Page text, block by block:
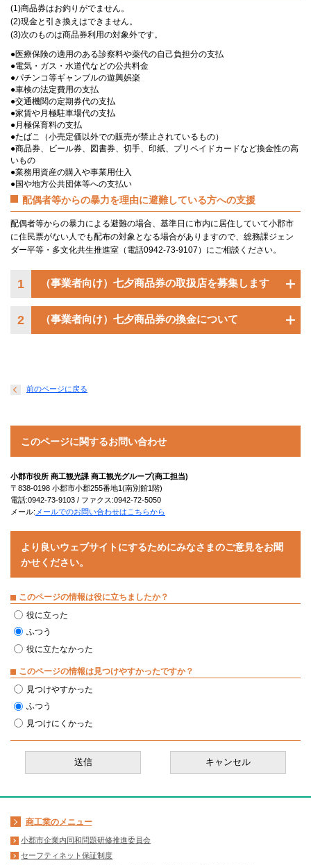
(1)商品券はお釣りがでません。
(2)現金と引き換えはできません。
(3)次のものは商品券利用の対象外です。
●医療保険の適用のある診察料や薬代の自己負担分の支払
●電気・ガス・水道代などの公共料金
●パチンコ等ギャンブルの遊興娯楽
●車検の法定費用の支払
●交通機関の定期券代の支払
●家賃や月極駐車場代の支払
●月極保育料の支払
●たばこ（小売定価以外での販売が禁止されているもの）
●商品券、ビール券、図書券、切手、印紙、プリペイドカードなど換金性の高
いもの
●業務用資産の購入や事業用仕入
●国や地方公共団体等への支払い
配偶者等からの暴力を理由に避難している方への支援
配偶者等からの暴力による避難の場合、基準日に市内に居住していて小郡市
に住民票がない人でも配布の対象となる場合がありますので、総務課ジェン
ダー平等・多文化共生推進室（電話0942-73-9107）にご相談ください。
1 （事業者向け）七夕商品券の取扱店を募集します
2 （事業者向け）七夕商品券の換金について
前のページに戻る
このページに関するお問い合わせ
小郡市役所 商工観光課 商工観光グループ(商工担当)
〒838-0198 小郡市小郡255番地1(南別館1階)
電話:0942-73-9103 / ファクス:0942-72-5050
メール: メールでのお問い合わせはこちらから
より良いウェブサイトにするためにみなさまのご意見をお聞
かせください。
このページの情報は役に立ちましたか？
役に立った
ふつう
役に立たなかった
このページの情報は見つけやすかったですか？
見つけやすかった
ふつう
見つけにくかった
商工業のメニュー
小郡市企業内同和問題研修推進委員会
セーフティネット保証制度